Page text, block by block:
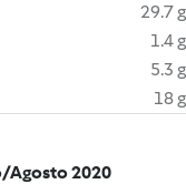
29.7 g
1.4 g
5.3 g
18 g
Agosto 2020